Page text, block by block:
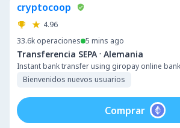
cryptocoop
4.96
33.6k operaciones 5 mins ago
Transferencia SEPA · Alemania
Instant bank transfer using giropay online
Bienvenidos nuevos usuarios
Comprar